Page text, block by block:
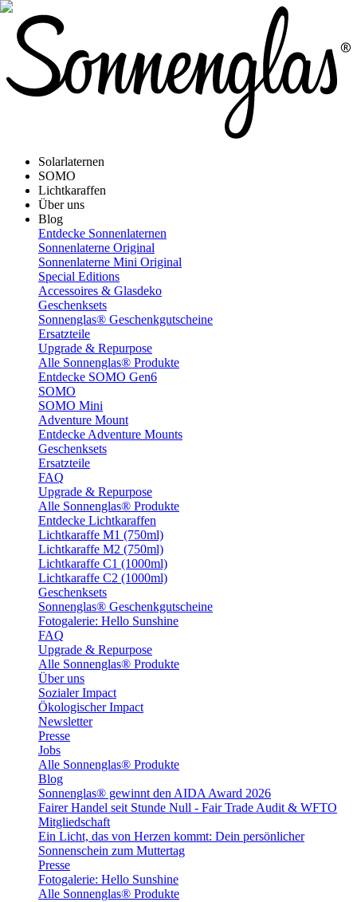
Solarlaternen
SOMO
Lichtkaraffen
Über uns
Blog
Entdecke Sonnenlaternen
Sonnenlaterne Original
Sonnenlaterne Mini Original
Special Editions
Accessoires & Glasdeko
Geschenksets
Sonnenglas® Geschenkgutscheine
Ersatzteile
Upgrade & Repurpose
Alle Sonnenglas® Produkte
Entdecke SOMO Gen6
SOMO
SOMO Mini
Adventure Mount
Entdecke Adventure Mounts
Geschenksets
Ersatzteile
FAQ
Upgrade & Repurpose
Alle Sonnenglas® Produkte
Entdecke Lichtkaraffen
Lichtkaraffe M1 (750ml)
Lichtkaraffe M2 (750ml)
Lichtkaraffe C1 (1000ml)
Lichtkaraffe C2 (1000ml)
Geschenksets
Sonnenglas® Geschenkgutscheine
Fotogalerie: Hello Sunshine
FAQ
Upgrade & Repurpose
Alle Sonnenglas® Produkte
Über uns
Sozialer Impact
Ökologischer Impact
Newsletter
Presse
Jobs
Alle Sonnenglas® Produkte
Blog
Sonnenglas® gewinnt den AIDA Award 2026
Fairer Handel seit Stunde Null - Fair Trade Audit & WFTO
Mitgliedschaft
Ein Licht, das von Herzen kommt: Dein persönlicher
Sonnenschein zum Muttertag
Presse
Fotogalerie: Hello Sunshine
Alle Sonnenglas® Produkte